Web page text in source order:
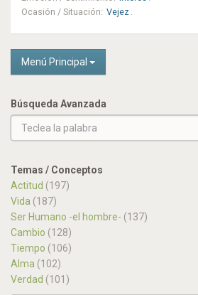
Ocasión / Situación: Vejez
Menú Principal
Búsqueda Avanzada
Temas / Conceptos
Actitud (197)
Vida (187)
Ser Humano -el hombre- (137)
Cambio (128)
Tiempo (106)
Alma (102)
Verdad (101)